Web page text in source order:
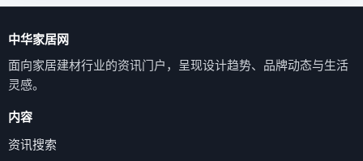
中华家居网
面向家居建材行业的资讯门户，呈现设计趋势、品牌动态与生活
灵感。
内容
资讯搜索